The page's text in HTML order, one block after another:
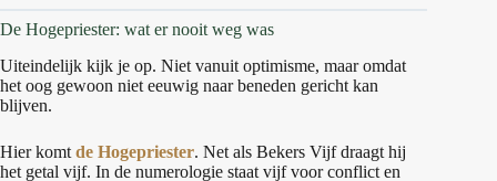
De Hogepriester: wat er nooit weg was
Uiteindelijk kijk je op. Niet vanuit optimisme, maar omdat
het oog gewoon niet eeuwig naar beneden gericht kan
blijven.
Hier komt de Hogepriester. Net als Bekers Vijf draagt hij
het getal vijf. In de numerologie staat vijf voor conflict en